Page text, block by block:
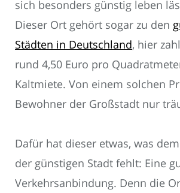
sich besonders günstig leben
Dieser Ort gehört sogar zu den
Städten in Deutschland, hier
rund 4,50 Euro pro
Kaltmiete. Von einem solchen
Bewohner der Großstadt nur
Dafür hat dieser etwas, was
der günstigen Stadt fehlt: Eine
Verkehrsanbindung. Denn die